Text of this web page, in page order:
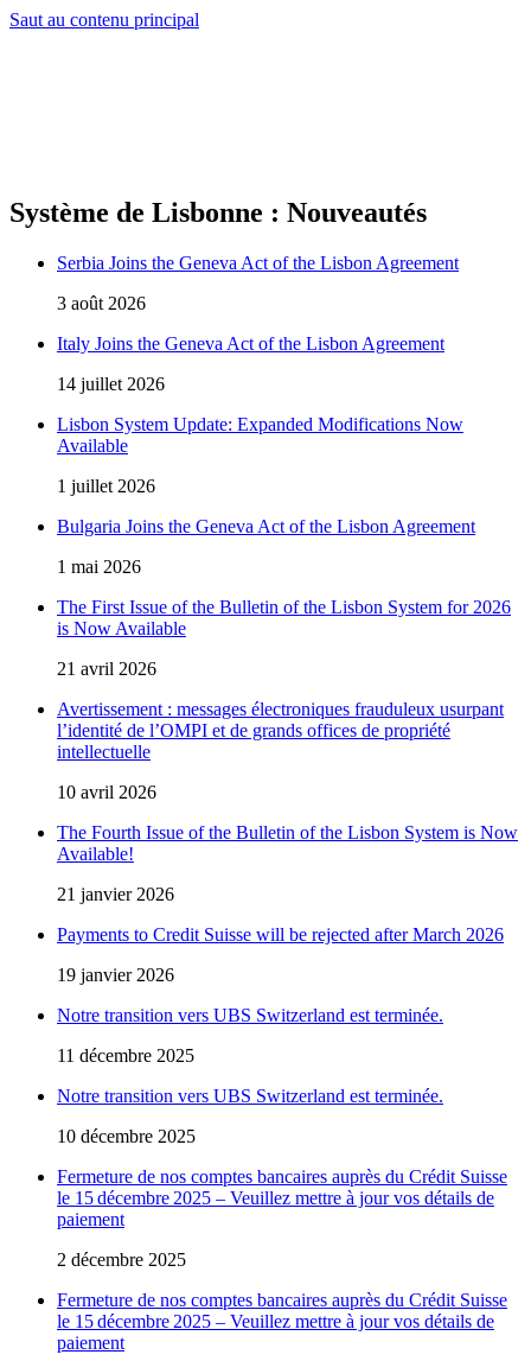
Saut au contenu principal
Système de Lisbonne : Nouveautés
Serbia Joins the Geneva Act of the Lisbon Agreement
3 août 2026
Italy Joins the Geneva Act of the Lisbon Agreement
14 juillet 2026
Lisbon System Update: Expanded Modifications Now
Available
1 juillet 2026
Bulgaria Joins the Geneva Act of the Lisbon Agreement
1 mai 2026
The First Issue of the Bulletin of the Lisbon System for 2026
is Now Available
21 avril 2026
Avertissement : messages électroniques frauduleux usurpant
l’identité de l’OMPI et de grands offices de propriété
intellectuelle
10 avril 2026
The Fourth Issue of the Bulletin of the Lisbon System is Now
Available!
21 janvier 2026
Payments to Credit Suisse will be rejected after March 2026
19 janvier 2026
Notre transition vers UBS Switzerland est terminée.
11 décembre 2025
Notre transition vers UBS Switzerland est terminée.
10 décembre 2025
Fermeture de nos comptes bancaires auprès du Crédit Suisse
le 15 décembre 2025 – Veuillez mettre à jour vos détails de
paiement
2 décembre 2025
Fermeture de nos comptes bancaires auprès du Crédit Suisse
le 15 décembre 2025 – Veuillez mettre à jour vos détails de
paiement